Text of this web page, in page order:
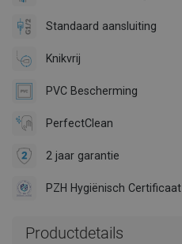
Standaard aansluiting
Knikvrij
PVC Bescherming
PerfectClean
2 jaar garantie
PZH Hygiënisch Certificaat
Productdetails